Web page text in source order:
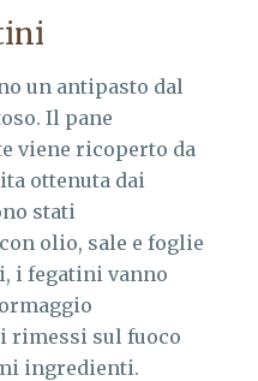
un antipasto dal
Il pane
viene ricoperto da
ottenuta dai
stati
olio, sale e foglie
i fegatini vanno
rimessi sul fuoco
ingredienti.